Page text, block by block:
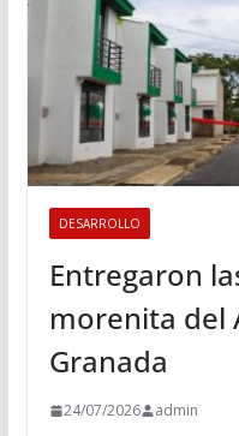
DESARROLLO
Entregaron
morenita del
Granada
24/07/2026 admin